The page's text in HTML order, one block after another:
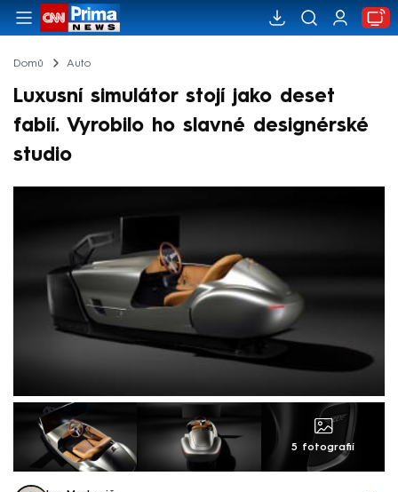
Domů Auto
Luxusní simulátor stojí jako deset
fabií. Vyrobilo ho slavné designérské
studio
5 fotografií